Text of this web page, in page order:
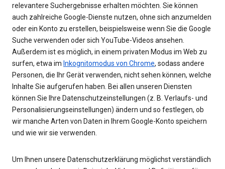
relevantere Suchergebnisse erhalten möchten. Sie können
auch zahlreiche Google-Dienste nutzen, ohne sich anzumelden
oder ein Konto zu erstellen, beispielsweise wenn Sie die Google
Suche verwenden oder sich YouTube-Videos ansehen.
Außerdem ist es möglich, in einem privaten Modus im Web zu
surfen, etwa im Inkognitomodus von Chrome, sodass andere
Personen, die Ihr Gerät verwenden, nicht sehen können, welche
Inhalte Sie aufgerufen haben. Bei allen unseren Diensten
können Sie Ihre Datenschutzeinstellungen (z. B. Verlaufs- und
Personalisierungseinstellungen) ändern und so festlegen, ob
wir manche Arten von Daten in Ihrem Google-Konto speichern
und wie wir sie verwenden.
Um Ihnen unsere Datenschutzerklärung möglichst verständlich